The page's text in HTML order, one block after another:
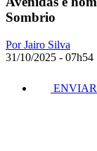
Sombrio
Por Jairo Silva
31/10/2025 - 07h54